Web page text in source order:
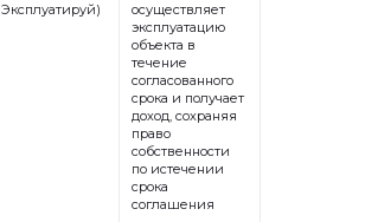
Эксплуатируй)
осуществляет
эксплуатацию
объекта в
течение
согласованного
срока и получает
доход, сохраняя
право
собственности
по истечении
срока
соглашения